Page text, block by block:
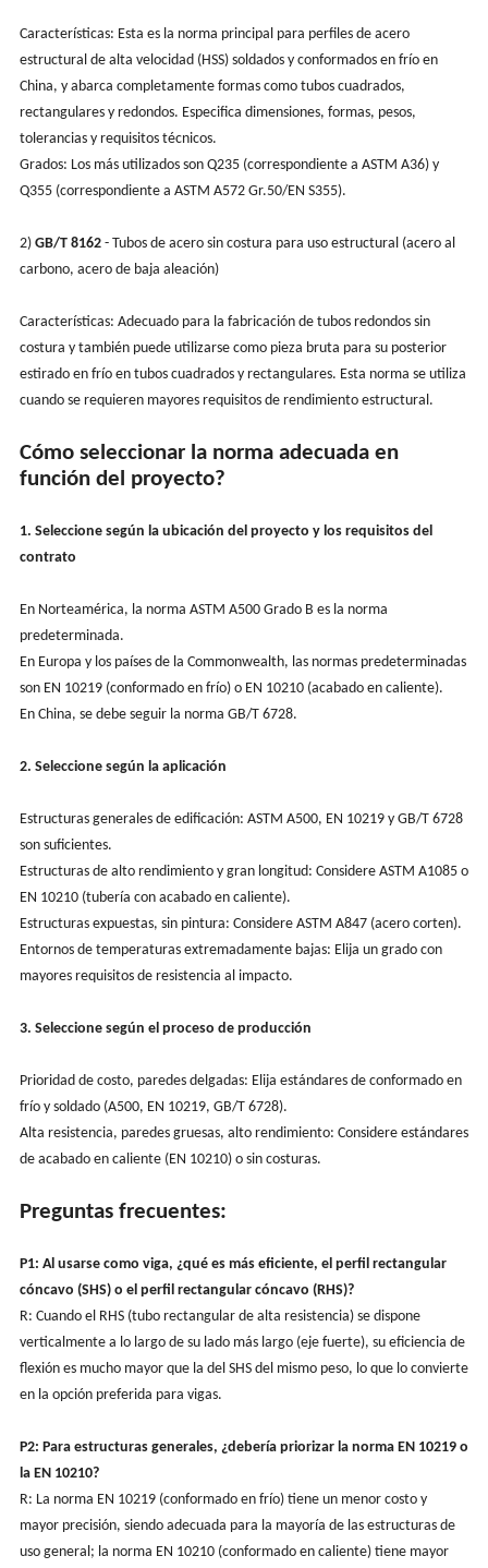
Características: Esta es la norma principal para perfiles de acero
estructural de alta velocidad (HSS) soldados y conformados en frío en
China, y abarca completamente formas como tubos cuadrados,
rectangulares y redondos. Especifica dimensiones, formas, pesos,
tolerancias y requisitos técnicos.
Grados: Los más utilizados son Q235 (correspondiente a ASTM A36) y
Q355 (correspondiente a ASTM A572 Gr.50/EN S355).
2) GB/T 8162- Tubos de acero sin costura para uso estructural (acero al
carbono, acero de baja aleación)
Características: Adecuado para la fabricación de tubos redondos sin
costura y también puede utilizarse como pieza bruta para su posterior
estirado en frío en tubos cuadrados y rectangulares. Esta norma se utiliza
cuando se requieren mayores requisitos de rendimiento estructural.
Cómo seleccionar la norma adecuada en
función del proyecto?
1. Seleccione según la ubicación del proyecto y los requisitos del
contrato
En Norteamérica, la norma ASTM A500 Grado B es la norma
predeterminada.
En Europa y los países de la Commonwealth, las normas predeterminadas
son EN 10219 (conformado en frío) o EN 10210 (acabado en caliente).
En China, se debe seguir la norma GB/T 6728.
2. Seleccione según la aplicación
Estructuras generales de edificación: ASTM A500, EN 10219 y GB/T 6728
son suficientes.
Estructuras de alto rendimiento y gran longitud: Considere ASTM A1085 o
EN 10210 (tubería con acabado en caliente).
Estructuras expuestas, sin pintura: Considere ASTM A847 (acero corten).
Entornos de temperaturas extremadamente bajas: Elija un grado con
mayores requisitos de resistencia al impacto.
3. Seleccione según el proceso de producción
Prioridad de costo, paredes delgadas: Elija estándares de conformado en
frío y soldado (A500, EN 10219, GB/T 6728).
Alta resistencia, paredes gruesas, alto rendimiento: Considere estándares
de acabado en caliente (EN 10210) o sin costuras.
Preguntas frecuentes:
P1: Al usarse como viga, ¿qué es más eficiente, el perfil rectangular
cóncavo (SHS) o el perfil rectangular cóncavo (RHS)?
R: Cuando el RHS (tubo rectangular de alta resistencia) se dispone
verticalmente a lo largo de su lado más largo (eje fuerte), su eficiencia de
flexión es mucho mayor que la del SHS del mismo peso, lo que lo convierte
en la opción preferida para vigas.
P2: Para estructuras generales, ¿debería priorizar la norma EN 10219 o
la EN 10210?
R: La norma EN 10219 (conformado en frío) tiene un menor costo y
mayor precisión, siendo adecuada para la mayoría de las estructuras de
uso general; la norma EN 10210 (conformado en caliente) tiene mayor